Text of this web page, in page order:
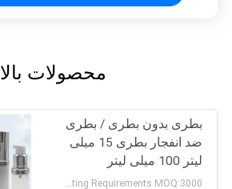
محصولات بالا
بطری بدون بطری / بطری
ضد انفجار بطری 15 میلی
لیتر 100 میلی لیتر
Negotiatable according to Order Quantity and printing Requirements MOQ:3000 عدد در هر اندازه